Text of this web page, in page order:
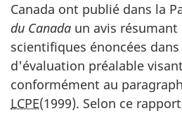
Canada ont publié dans la
du Canada un avis
scientifiques énoncées
d'évaluation préalable
conformément au
LCPE(1999). Selon ce